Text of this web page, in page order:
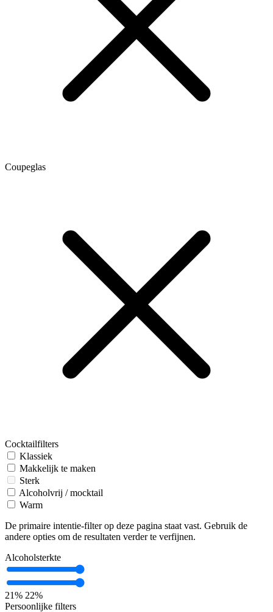
Coupeglas
Cocktailfilters
Klassiek
Makkelijk te maken
Sterk
Alcoholvrij / mocktail
Warm
De primaire intentie-filter op deze pagina staat vast. Gebruik de
andere opties om de resultaten verder te verfijnen.
Alcoholsterkte
21% 22%
Persoonlijke filters